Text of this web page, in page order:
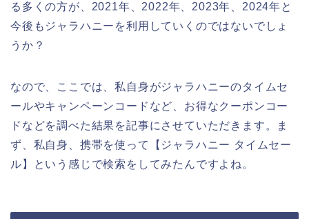
る多くの方が、2021年、2022年、2023年、2024年と
今後もジャラハニーを利用していくのではないでしょ
うか？
なので、ここでは、私自身がジャラハニーのタイムセ
ールやキャンペーンコードなど、お得なクーポンコー
ドなどを調べた結果を記事にさせていただきます。ま
ず、私自身、携帯を使って【ジャラハニー タイムセー
ル】という感じで検索をしてみたんですよね。